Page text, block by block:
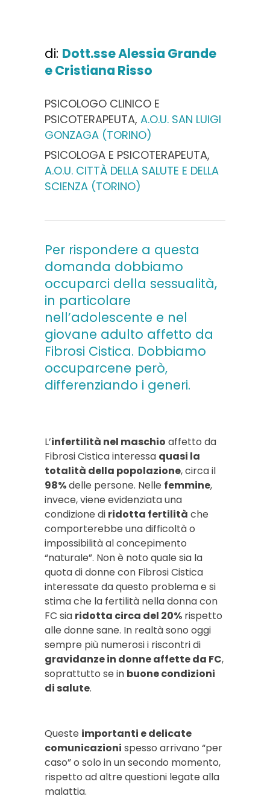
di: Dott.sse Alessia Grande
e Cristiana Risso
PSICOLOGO CLINICO E
PSICOTERAPEUTA, A.O.U. SAN LUIGI
GONZAGA (TORINO)
PSICOLOGA E PSICOTERAPEUTA,
A.O.U. CITTÀ DELLA SALUTE E DELLA
SCIENZA (TORINO)
Per rispondere a questa
domanda dobbiamo
occuparci della sessualità,
in particolare
nell’adolescente e nel
giovane adulto affetto da
Fibrosi Cistica. Dobbiamo
occuparcene però,
differenziando i generi.
L’infertilità nel maschio affetto da
Fibrosi Cistica interessa quasi la
totalità della popolazione, circa il
98%delle persone. Nelle femmine,
invece, viene evidenziata una
condizione di ridotta fertilità che
comporterebbe una difficoltà o
impossibilità al concepimento
“naturale”. Non è noto quale sia la
quota di donne con Fibrosi Cistica
interessate da questo problema e si
stima che la fertilità nella donna con
FC sia ridotta circa del 20% rispetto
alle donne sane. In realtà sono oggi
sempre più numerosi i riscontri di
gravidanze in donne affette da FC,
soprattutto se in buone condizioni
di salute.
Queste importanti e delicate
comunicazioni spesso arrivano “per
caso” o solo in un secondo momento,
rispetto ad altre questioni legate alla
malattia.